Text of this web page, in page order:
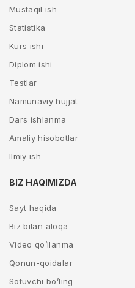
Mustaqil ish
Statistika
Kurs ishi
Diplom ishi
Testlar
Namunaviy hujjat
Dars ishlanma
Amaliy hisobotlar
Ilmiy ish
BIZ HAQIMIZDA
Sayt haqida
Biz bilan aloqa
Video qo’llanma
Qonun-qoidalar
Sotuvchi bo’ling